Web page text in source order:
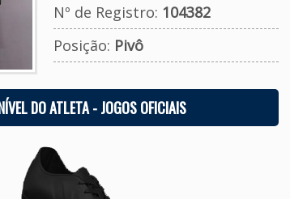
Nº de Registro: 104382
Posição: Pivô
DO ATLETA - JOGOS OFICIAIS